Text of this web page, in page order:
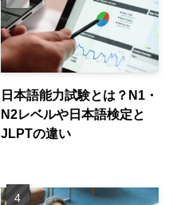
日本語能力試験とは？N1・
N2レベルや日本語検定と
JLPTの違い